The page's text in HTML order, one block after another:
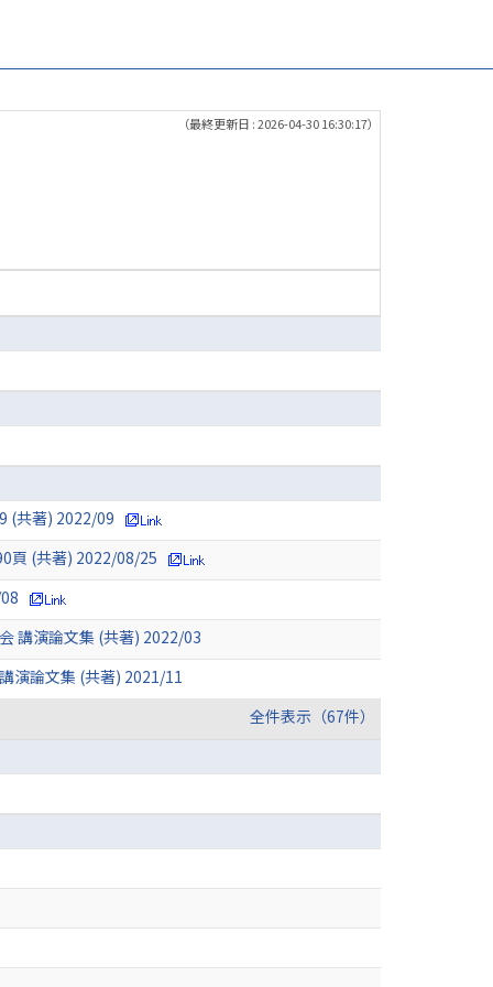
（最終更新日 : 2026-04-30 16:30:17）
(共著) 2022/09
頁 (共著) 2022/08/25
講演論文集 (共著) 2022/03
演論文集 (共著) 2021/11
全件表示（67件）